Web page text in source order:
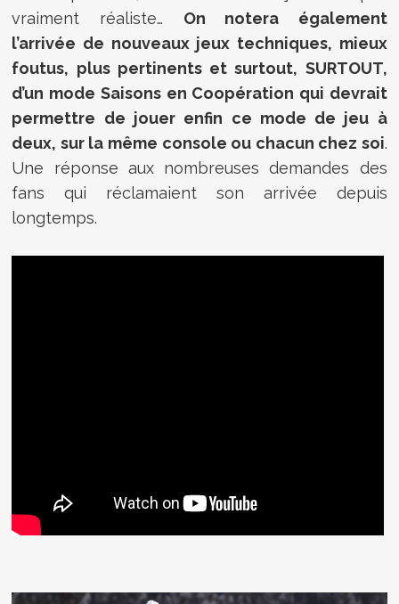
vraiment réaliste… On notera également
l’arrivée de nouveaux jeux techniques, mieux
foutus, plus pertinents et surtout, SURTOUT,
d’un mode Saisons en Coopération qui devrait
permettre de jouer enfin ce mode de jeu à
deux, sur la même console ou chacun chez soi.
Une réponse aux nombreuses demandes des
fans qui réclamaient son arrivée depuis
longtemps.